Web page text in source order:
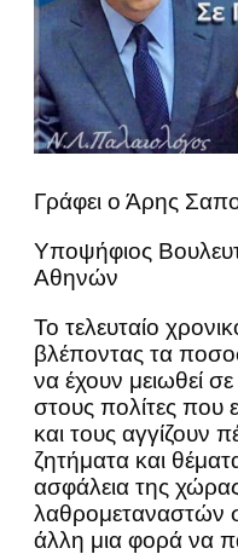
Γράφει ο Άρης
Υποψήφιος
Αθηνών
Το τελευταίο
βλέποντας τα
να έχουν μειωθεί
στους πολίτες που
και τους αγγίζουν
ζητήματα και
ασφάλεια της
λαθρομεταναστών
άλλη μια φορά να